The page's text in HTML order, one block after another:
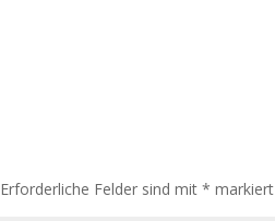
Erforderliche Felder sind mit* markiert